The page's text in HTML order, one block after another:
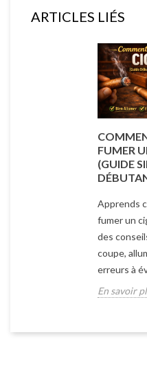
ARTICLES LIÉS
FUMER
(GUIDE
Apprends
fumer un
des
coupe,
erreurs à
En savoir